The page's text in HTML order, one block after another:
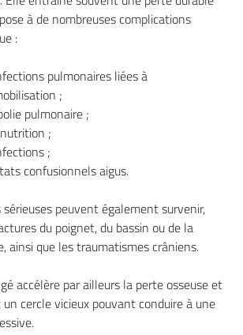
à de nombreuses complications
:
pulmonaires liées à
;
pulmonaire ;
;
;
confusionnels aigus.
sérieuses peuvent également survenir,
du poignet, du bassin ou de la
ainsi que les traumatismes crâniens.
accélère par ailleurs la perte osseuse et
cercle vicieux pouvant conduire à une